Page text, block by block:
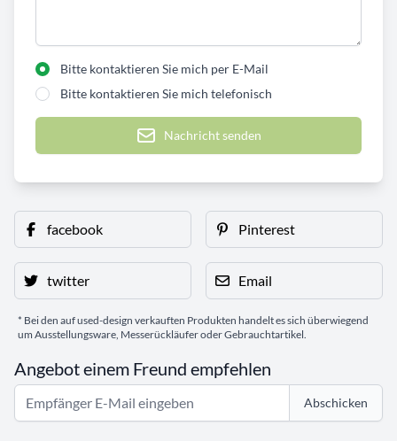
Bitte kontaktieren Sie mich per E-Mail
Bitte kontaktieren Sie mich telefonisch
Nachricht senden
facebook Pinterest
twitter Email
* Bei den auf used-design verkauften Produkten handelt es sich überwiegend
um Ausstellungsware, Messerückläufer oder Gebrauchtartikel.
Angebot einem Freund empfehlen
Abschicken